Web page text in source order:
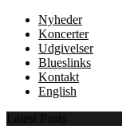
Nyheder
Koncerter
Udgivelser
Blueslinks
Kontakt
English
Latest Posts